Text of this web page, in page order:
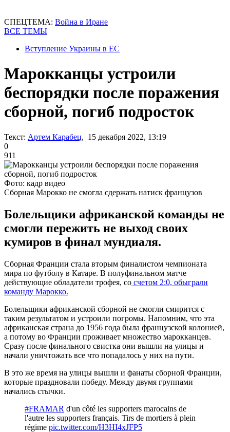
СПЕЦТЕМА: Война в Иране
ВСЕ ТЕМЫ
Вступление Украины в ЕС
Марокканцы устроили
беспорядки после поражения
сборной, погиб подросток
Текст: Артем Карабец, 15 декабря 2022, 13:19
0
911
Фото: кадр видео
Сборная Марокко не смогла сдержать натиск французов
Болельщики африканской команды не
смогли пережить не выход своих
кумиров в финал мундиаля.
Сборная Франции стала вторым финалистом чемпионата
мира по футболу в Катаре. В полуфинальном матче
действующие обладатели трофея, со счетом 2:0, обыграли
команду Марокко.
Болельщики африканской сборной не смогли смирится с
таким результатом и устроили погромы. Напомним, что эта
африканская страна до 1956 года была французской колонией,
а потому во Франции проживает множество марокканцев.
Сразу после финального свистка они вышли на улицы и
начали уничтожать все что попадалось у них на пути.
В это же время на улицы вышли и фанаты сборной Франции,
которые праздновали победу. Между двумя группами
начались стычки.
#FRAMAR d'un côté les supporters marocains de
l'autre les supporters français. Tirs de mortiers à plein
régime pic.twitter.com/H3HI4xJFP5